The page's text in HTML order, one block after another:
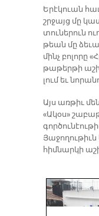
Ե­րէ­կուան
շրջայց մը
տու­նե­րուն
թեան մը
մինչ բո­լո­րը
թա­թեր­թի
լում եւ
Այս առ­թիւ
«Ա­կօս»
հիմնարկի